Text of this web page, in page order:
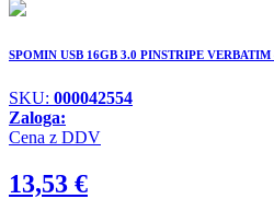
SPOMIN USB 16GB 3.0 PINSTRIPE
SKU: 000042554
Zaloga:
Cena z DDV
13,53 €